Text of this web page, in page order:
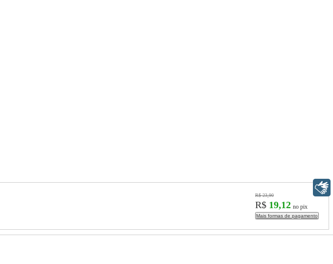
R$ 23,90
R$ 19,12 no pix
Mais formas de pagamento